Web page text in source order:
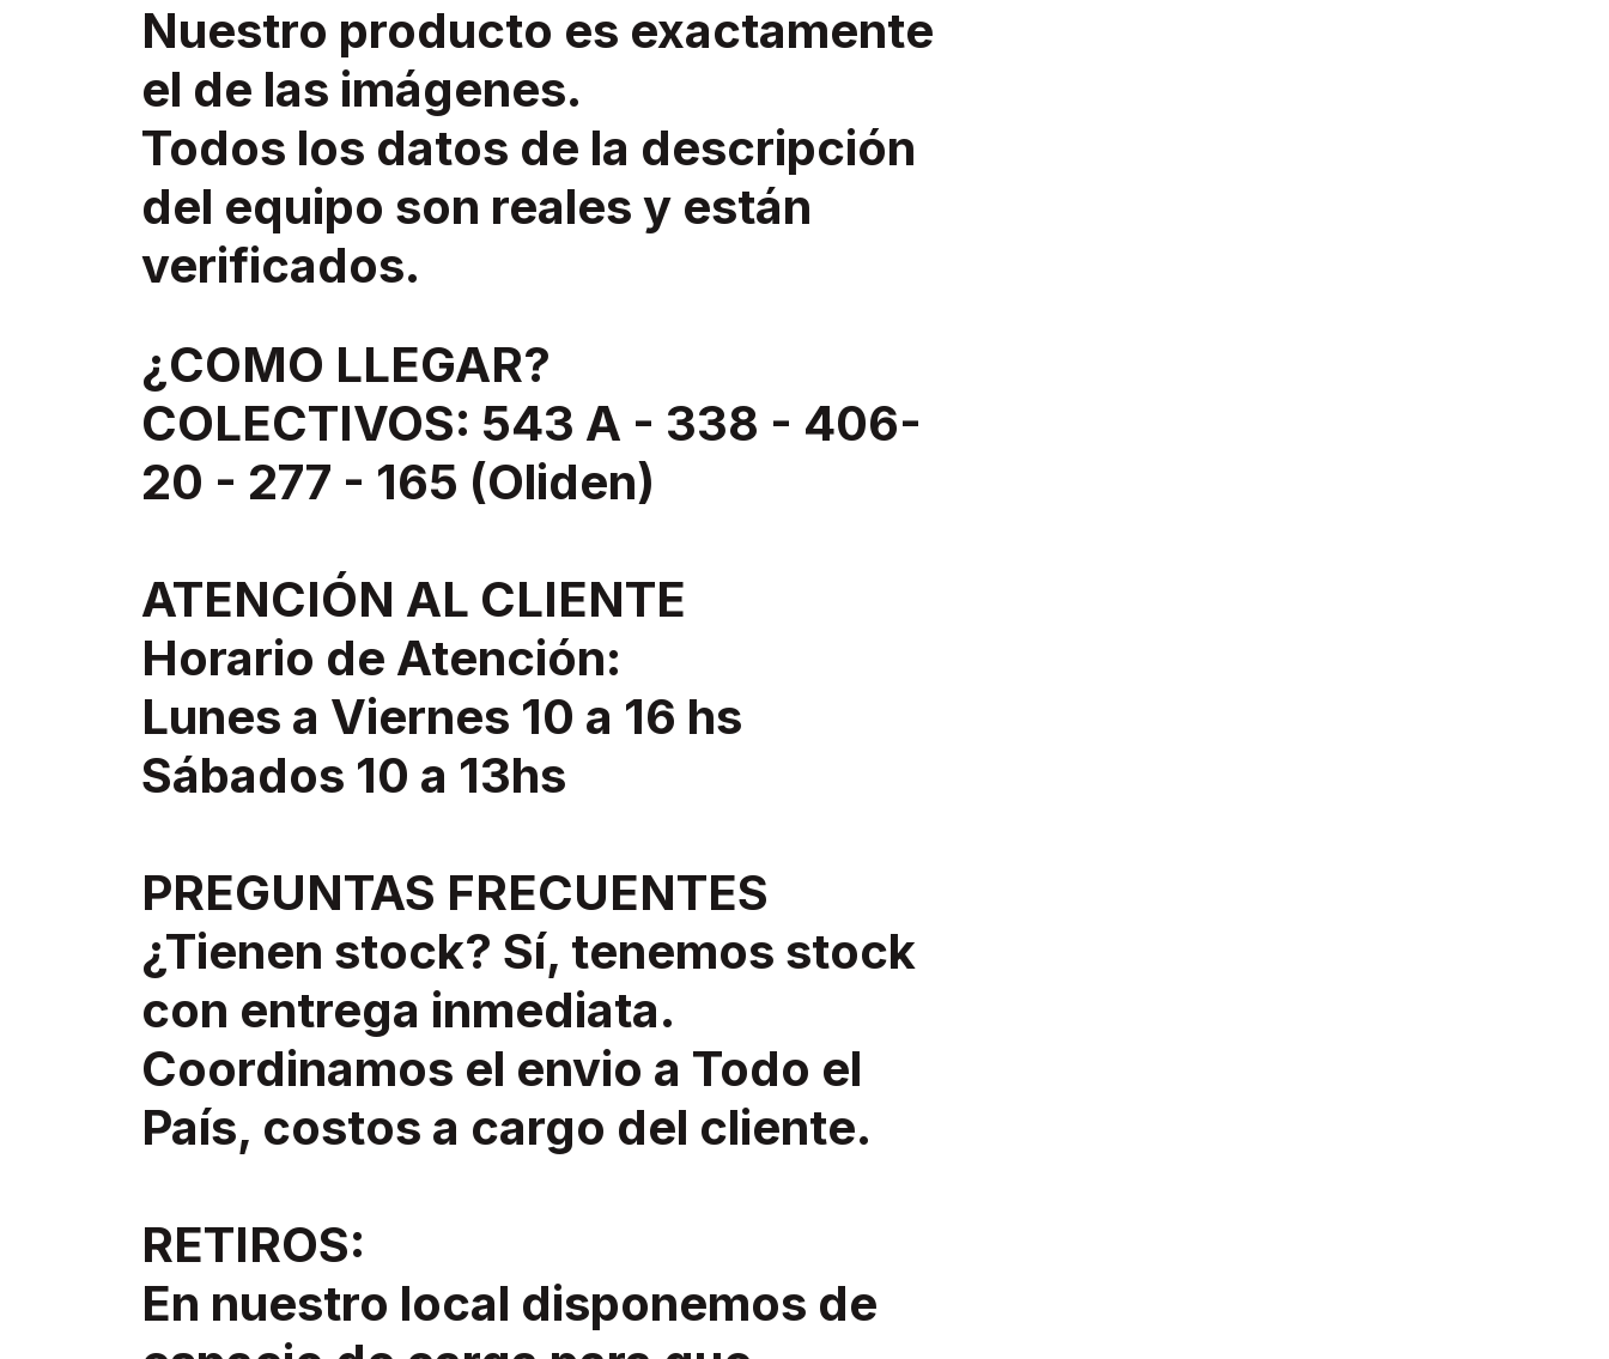
Nuestro producto es exactamente
el de las imágenes.
Todos los datos de la descripción
del equipo son reales y están
verificados.
¿COMO LLEGAR?
COLECTIVOS: 543 A - 338 - 406-
20 - 277 - 165 (Oliden)
ATENCIÓN AL CLIENTE
Horario de Atención:
Lunes a Viernes 10 a 16 hs
Sábados 10 a 13hs
PREGUNTAS FRECUENTES
¿Tienen stock? Sí, tenemos stock
con entrega inmediata.
Coordinamos el envio a Todo el
País, costos a cargo del cliente.
RETIROS:
En nuestro local disponemos de